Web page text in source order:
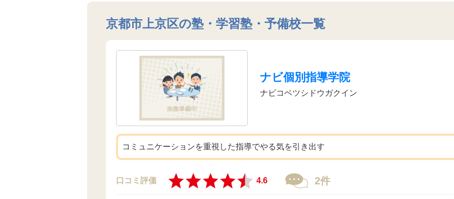
京都市上京区の塾・学習塾・予備校一覧
ナビ個別指導学院
ナビコベツシドウガクイン
コミュニケーションを重視した指導でやる気を引き出す
口コミ評価 4.6 2件